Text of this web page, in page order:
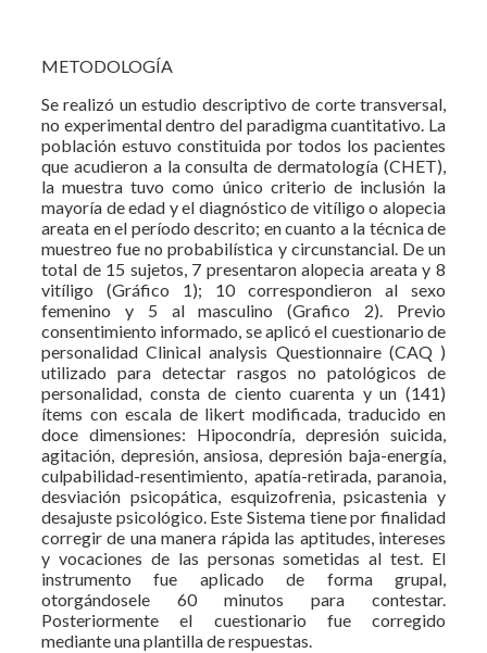
METODOLOGÍA
Se realizó un estudio descriptivo de corte transversal,
no experimental dentro del paradigma cuantitativo. La
población estuvo constituida por todos los pacientes
que acudieron a la consulta de dermatología (CHET),
la muestra tuvo como único criterio de inclusión la
mayoría de edad y el diagnóstico de vitíligo o alopecia
areata en el período descrito; en cuanto a la técnica de
muestreo fue no probabilística y circunstancial. De un
total de 15 sujetos, 7 presentaron alopecia areata y 8
vitíligo (Gráfico 1); 10 correspondieron al sexo
femenino y 5 al masculino (Grafico 2). Previo
consentimiento informado, se aplicó el cuestionario de
personalidad Clinical analysis Questionnaire (CAQ )
utilizado para detectar rasgos no patológicos de
personalidad, consta de ciento cuarenta y un (141)
ítems con escala de likert modificada, traducido en
doce dimensiones: Hipocondría, depresión suicida,
agitación, depresión, ansiosa, depresión baja-energía,
culpabilidad-resentimiento, apatía-retirada, paranoia,
desviación psicopática, esquizofrenia, psicastenia y
desajuste psicológico. Este Sistema tiene por finalidad
corregir de una manera rápida las aptitudes, intereses
y vocaciones de las personas sometidas al test. El
instrumento fue aplicado de forma grupal,
otorgándosele 60 minutos para contestar.
Posteriormente el cuestionario fue corregido
mediante una plantilla de respuestas.